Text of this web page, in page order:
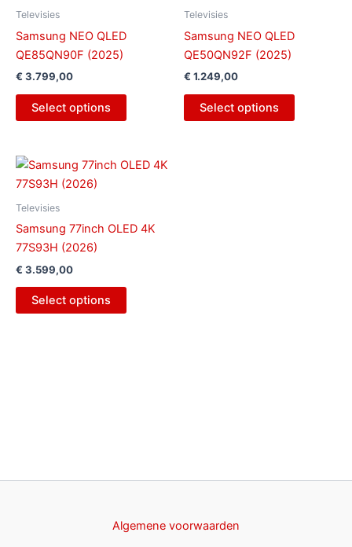
Televisies
Samsung NEO QLED
QE85QN90F (2025)
€ 3.799,00
Select options
Televisies
Samsung NEO QLED
QE50QN92F (2025)
€ 1.249,00
Select options
Televisies
Samsung 77inch OLED 4K
77S93H (2026)
€ 3.599,00
Select options
Algemene voorwaarden